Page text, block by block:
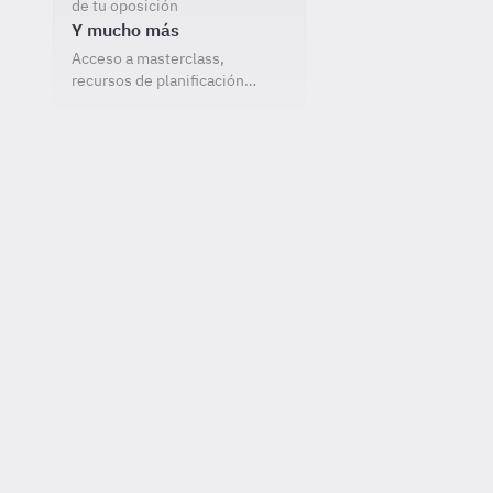
de tu oposición
Y mucho más
Acceso a masterclass,
recursos de planificación…